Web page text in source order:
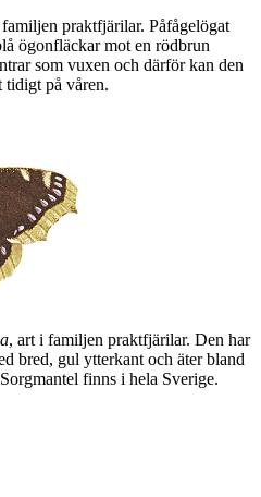
praktfjärilar. Påfågelögat
ögonfläckar mot en rödbrun
som vuxen och därför kan den
tidigt på våren.
, art i familjen praktfjärilar. Den har
bred, gul ytterkant och äter bland
finns i hela Sverige.